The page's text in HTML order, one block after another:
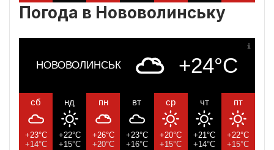
Погода в Нововолинську
НОВОВОЛИНСЬК +24°C
сб
+23°C
+14°C
нд
+22°C
+15°C
пн
+26°C
+20°C
вт
+23°C
+16°C
ср
+20°C
+15°C
чт
+21°C
+14°C
пт
+22°C
+15°C